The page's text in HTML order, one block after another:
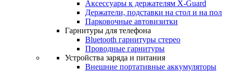
Аксессуары к держателям X-Guard
Держатели, подставки на стол и на пол
Парковочные автовизитки
Гарнитуры для телефона
Bluetooth гарнитуры стерео
Проводные гарнитуры
Устройства заряда и питания
Внешние портативные аккумуляторы